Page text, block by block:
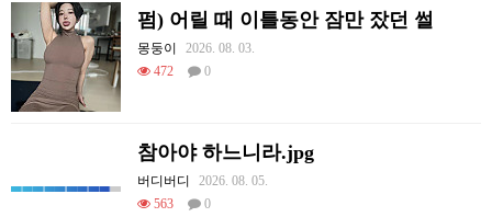
펌) 어릴 때 이틀동안 잠만 잤던 썰
몽둥이
2026. 08. 03.
472
0
참아야 하느니라.jpg
버디버디
2026. 08. 05.
563
0